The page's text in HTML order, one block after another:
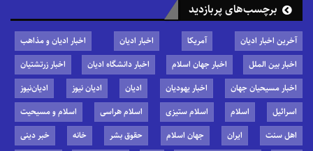
برچسب‌های پربازدید
آخرین اخبار ادیان آمریکا اخبار ادیان
اخبار ادیان و مذاهب
اخبار بین الملل
اخبار جهان اسلام اخبار دانشگاه ادیان
اخبار زرتشتیان
اخبار مسیحیان جهان
اخبار یهودیان ادیان ادیان نیوز
ادیان‌نیوز
اسرائیل
اسلام اسلام ستیزی اسلام هراسی
اسلام و مسیحیت
اهل سنت
ایران جهان اسلام حقوق بشر خانه خبر دینی